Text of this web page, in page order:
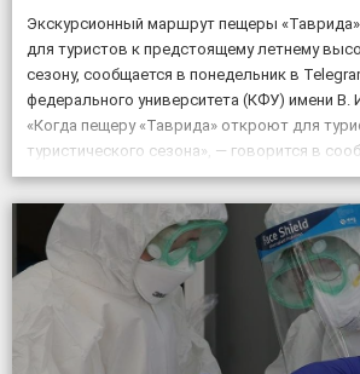
Экскурсионный маршрут пещеры
для туристов к предстоящему летнему
сезону, сообщается в понедельник в
федерального университета (КФУ) имени В.
«Когда пещеру «Таврида» откроют для
туристического сезона», — говорится в
отмечается, что посещение «Тавриды»
безопасным. За возможным движением